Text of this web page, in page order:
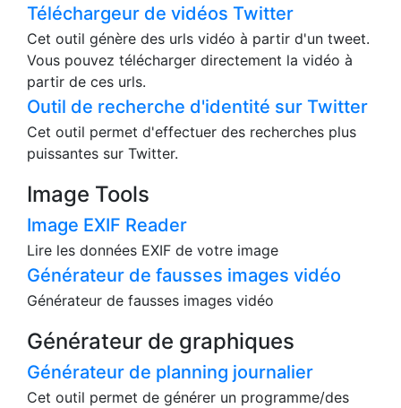
Téléchargeur de vidéos Twitter
Cet outil génère des urls vidéo à partir d'un tweet.
Vous pouvez télécharger directement la vidéo à
partir de ces urls.
Outil de recherche d'identité sur Twitter
Cet outil permet d'effectuer des recherches plus
puissantes sur Twitter.
Image Tools
Image EXIF Reader
Lire les données EXIF de votre image
Générateur de fausses images vidéo
Générateur de fausses images vidéo
Générateur de graphiques
Générateur de planning journalier
Cet outil permet de générer un programme/des